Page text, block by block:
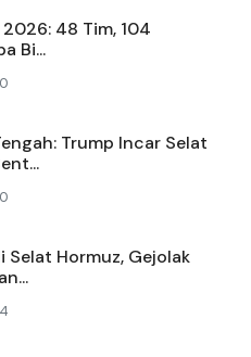
48 Tim, 104
Bi...
Trump Incar Selat
Selat Hormuz, Gejolak